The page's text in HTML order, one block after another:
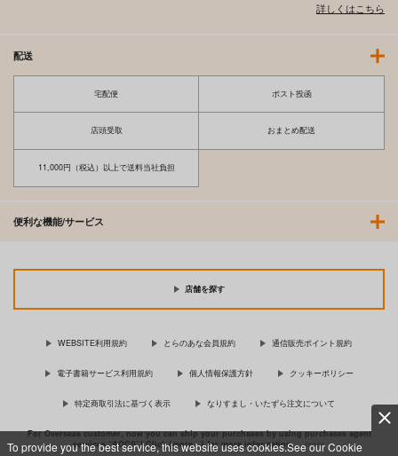
To provide you the best service, this website uses cookies.See our Cookie
詳しくはこちら
配送
宅配便 ポスト投函
店頭受取 おまとめ配送
11,000円（税込）以上で送料当社負担
便利な機能/サービス
店舗を探す
WEBSITE利用規約 とらのあな会員規約 通信販売ポイント規約
電子書籍サービス利用規約 個人情報保護方針 クッキーポリシー
特定商取引法に基づく表示 なりすまし・いたずら注文について
For Overseas customer, now you can ship your purchases by using purchases agent
services “AOCS”! Click {more…} for more information …more